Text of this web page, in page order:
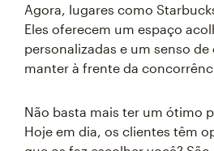
Agora, lugares como
Eles oferecem um espaço
personalizadas e um senso
manter à frente da
Não basta mais ter um ótimo
Hoje em dia, os clientes têm